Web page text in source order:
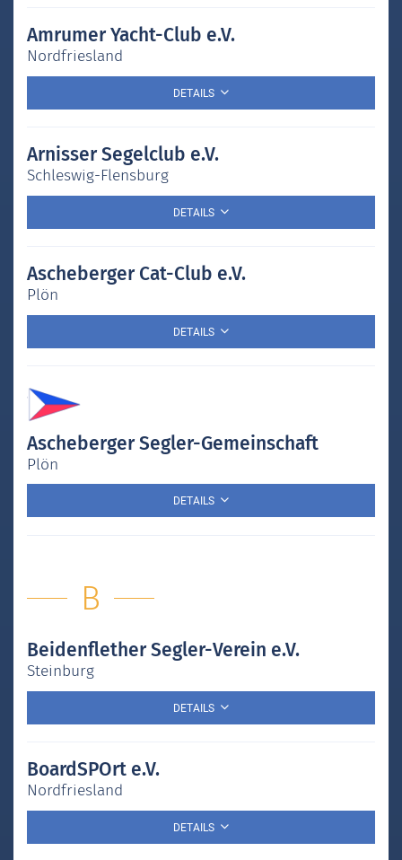
Amrumer Yacht-Club e.V.
Nordfriesland
DETAILS
Arnisser Segelclub e.V.
Schleswig-Flensburg
DETAILS
Ascheberger Cat-Club e.V.
Plön
DETAILS
Ascheberger Segler-Gemeinschaft
Plön
DETAILS
B
Beidenflether Segler-Verein e.V.
Steinburg
DETAILS
BoardSPOrt e.V.
Nordfriesland
DETAILS